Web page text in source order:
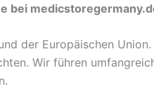
bei
der Europäischen
Wir führen